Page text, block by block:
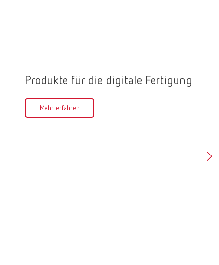
Produkte für die digitale Fertigung
Mehr erfahren